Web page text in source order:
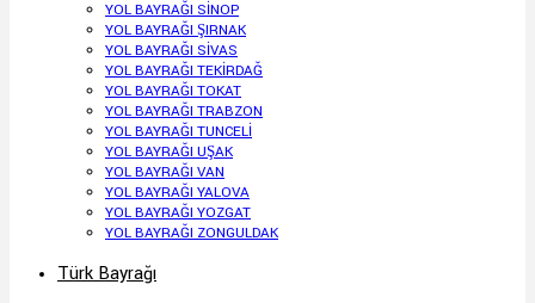
YOL BAYRAĞI SİNOP
YOL BAYRAĞI ŞIRNAK
YOL BAYRAĞI SİVAS
YOL BAYRAĞI TEKİRDAĞ
YOL BAYRAĞI TOKAT
YOL BAYRAĞI TRABZON
YOL BAYRAĞI TUNCELİ
YOL BAYRAĞI UŞAK
YOL BAYRAĞI VAN
YOL BAYRAĞI YALOVA
YOL BAYRAĞI YOZGAT
YOL BAYRAĞI ZONGULDAK
Türk Bayrağı